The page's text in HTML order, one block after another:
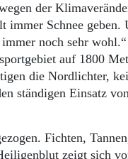
der
immer Schnee geben.
noch sehr
auf 1800
die Nordlichter,
ständigen Einsatz
Fichten,
zeigt sich